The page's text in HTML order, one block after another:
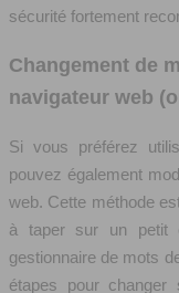
sécurité fortement
Changement de
navigateur web
Si vous préférez
pouvez également
web. Cette méthode
à taper sur un petit
gestionnaire de mots
étapes pour